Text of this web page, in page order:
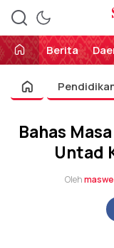
Berita
Bahas
Untad
Oleh